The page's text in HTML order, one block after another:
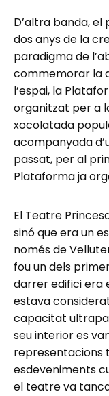
D’altra banda,
dos anys de la
paradigma de
commemorar la
l’espai, la
organitzat per a
xocolatada
acompanyada
passat, per al
Plataforma ja
El Teatre
sinó que era un
només de
fou un dels
darrer edifici era
estava
capacitat
seu interior es
representacions
esdeveniments
el teatre va